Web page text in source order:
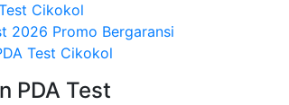
Cikokol
2026 Promo Bergaransi
Test Cikokol
PDA Test